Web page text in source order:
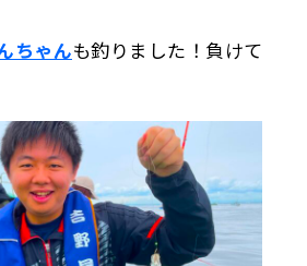
ちゃんも釣りました！負けて